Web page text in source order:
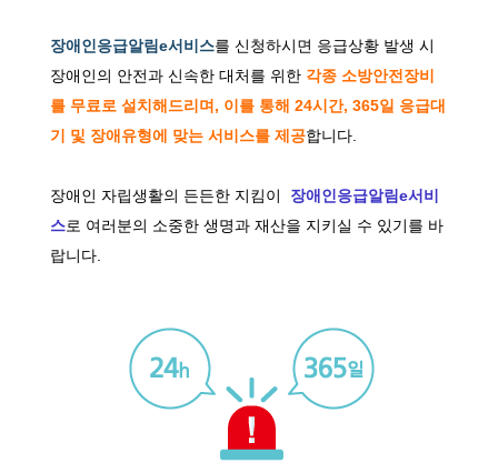
장애인응급알림e서비스를 신청하시면 응급상황 발생 시
장애인의 안전과 신속한 대처를 위한 각종 소방안전장비
를 무료로 설치해드리며, 이를 통해 24시간, 365일 응급대
기 및 장애유형에 맞는 서비스를 제공합니다.
장애인 자립생활의 든든한 지킴이 장애인응급알림e서비
스로 여러분의 소중한 생명과 재산을 지키실 수 있기를 바
랍니다.